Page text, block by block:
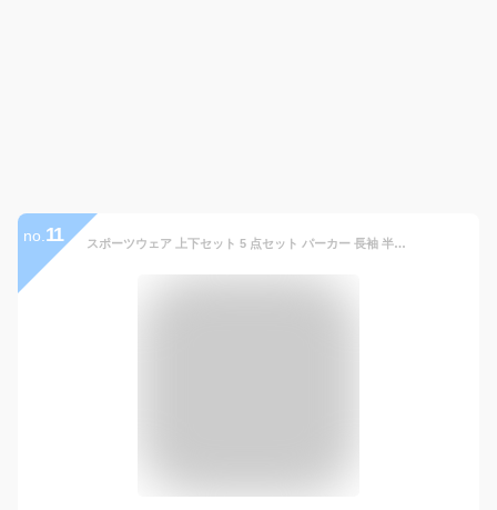
no. 11 スポーツウェア 上下セット 5 点セット パーカー 長袖 半袖 セットアップ 春 夏 秋 オールシーズン メンズ 接触冷感 冷感 吸汗 吸水速乾 速乾 ストレッチ 伸縮性 通気性 コンプレッション